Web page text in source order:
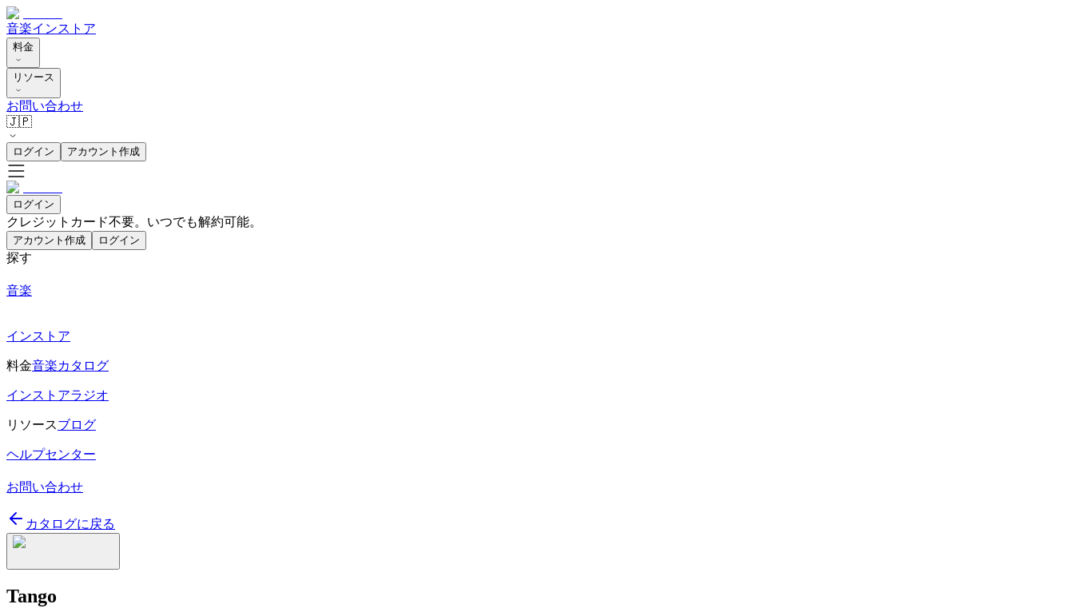
音楽インストア
料金
リソース
お問い合わせ
🇯🇵
ログイン アカウント作成
ログイン
クレジットカード不要。いつでも解約可能。
アカウント作成 ログイン
探す
音楽
インストア
料金音楽カタログ
インストアラジオ
リソースブログ
ヘルプセンター
お問い合わせ
カタログに戻る
Tango